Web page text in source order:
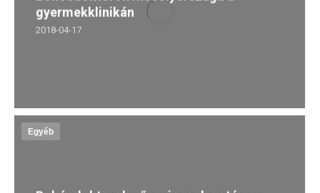
gyermekklinikán
2018-04-17
Egyéb